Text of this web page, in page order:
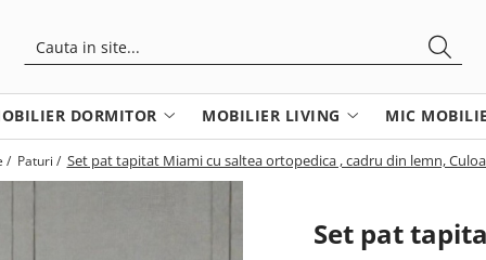
DORMITOR MOBILIER LIVING MIC
/ Paturi / Set pat tapitat Miami cu saltea ortopedica , cadru din lemn,
Set pat